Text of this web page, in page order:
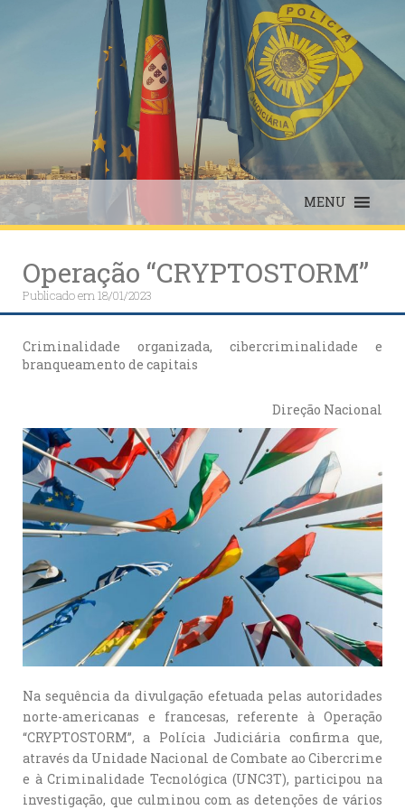
MENU
Operação “CRYPTOSTORM”
Publicado em18/01/2023
Criminalidade organizada, cibercriminalidade e
branqueamento de capitais
Direção Nacional
Na sequência da divulgação efetuada pelas autoridades
norte-americanas e francesas, referente à Operação
“CRYPTOSTORM”, a Polícia Judiciária confirma que,
através da Unidade Nacional de Combate ao Cibercrime
e à Criminalidade Tecnológica (UNC3T), participou na
investigação, que culminou com as detenções de vários